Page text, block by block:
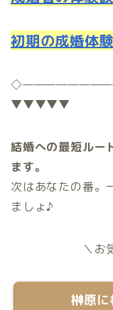
初期の成婚体
◇
▼▼▼▼▼
結婚への最短ルー
ます。
次はあなたの番。
ましょ♪
＼お気軽
榊原に